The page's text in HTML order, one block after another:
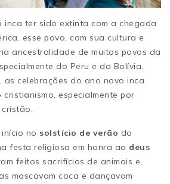
inca ter sido extinta com a chegada
esse povo, com sua cultura e
ancestralidade de muitos povos da
do Peru e da Bolívia.
as celebrações do ano novo inca
cristianismo, especialmente por
no solstício de verão do
festa religiosa em honra ao deus
feitos sacrifícios de animais e,
mascavam coca e dançavam